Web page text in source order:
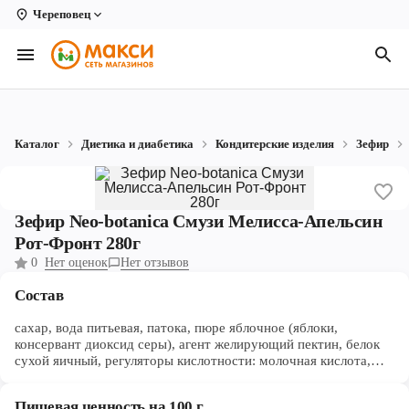
Череповец
Вологда
Архангельск
Коряжма
Котлас
Рыбинск
Каталог Диетика и диабетика Кондитерские изделия Зефир
Зефир Neo-botanica Смузи Мелисса-Апельсин
Рот-Фронт 280г
0 Нет оценок Нет отзывов
Состав
сахар, вода питьевая, патока, пюре яблочное (яблоки,
консервант диоксид серы), агент желирующий пектин, белок
сухой яичный, регуляторы кислотности: молочная кислота,